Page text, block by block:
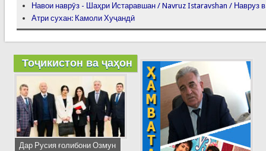
Навои наврӯз - Шаҳри Истаравшан / Navruz Istaravshan / Навруз
Атри сухан: Камоли Хуҷандӣ
Тоҷикистон ва ҷаҳон
Дар Русия ғолибони Озмун